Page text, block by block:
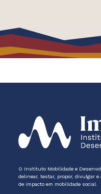
O Instituto Mobilidade e
delinear, testar, propor, divulgar
de impacto em mobilidade social.